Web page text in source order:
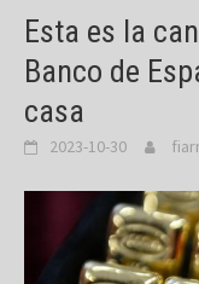
Esta es la
Banco de
casa
2023-10-30